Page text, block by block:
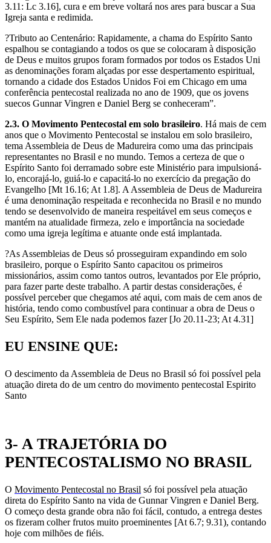
3.11: Lc 3.16], cura e em breve voltará nos ares para buscar a Sua
Igreja santa e redimida.
?Tributo ao Centenário: Rapidamente, a chama do Espírito Santo
espalhou se contagiando a todos os que se colocaram à disposição
de Deus e muitos grupos foram formados por todos os Estados Uni
as denominações foram alçadas por esse despertamento espiritual,
tornando a cidade dos Estados Unidos Foi em Chicago em uma
conferência pentecostal realizada no ano de 1909, que os jovens
suecos Gunnar Vingren e Daniel Berg se conheceram”.
2.3. O Movimento Pentecostal em solo brasileiro. Há mais de cem
anos que o Movimento Pentecostal se instalou em solo brasileiro,
tema Assembleia de Deus de Madureira como uma das principais
representantes no Brasil e no mundo. Temos a certeza de que o
Espírito Santo foi derramado sobre este Ministério para impulsioná-
lo, encorajá-lo, guiá-lo e capacitá-lo no exercício da pregação do
Evangelho [Mt 16.16; At 1.8]. A Assembleia de Deus de Madureira
é uma denominação respeitada e reconhecida no Brasil e no mundo
tendo se desenvolvido de maneira respeitável em seus começos e
mantém na atualidade firmeza, zelo e importância na sociedade
como uma igreja legítima e atuante onde está implantada.
?As Assembleias de Deus só prosseguiram expandindo em solo
brasileiro, porque o Espírito Santo capacitou os primeiros
missionários, assim como tantos outros, levantados por Ele próprio,
para fazer parte deste trabalho. A partir destas considerações, é
possível perceber que chegamos até aqui, com mais de cem anos de
história, tendo como combustível para continuar a obra de Deus o
Seu Espírito, Sem Ele nada podemos fazer [Jo 20.11-23; At 4.31]
EU ENSINE QUE:
O descimento da Assembleia de Deus no Brasil só foi possível pela
atuação direta do de um centro do movimento pentecostal Espirito
Santo
3- A TRAJETÓRIA DO
PENTECOSTALISMO NO BRASIL
O Movimento Pentecostal no Brasil só foi possível pela atuação
direta do Espírito Santo na vida de Gunnar Vingren e Daniel Berg.
O começo desta grande obra não foi fácil, contudo, a entrega destes
os fizeram colher frutos muito proeminentes [At 6.7; 9.31), contando
hoje com milhões de fiéis.